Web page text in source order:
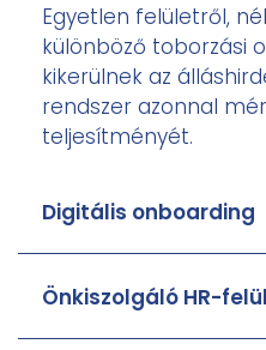
Egyetlen felületről,
különböző toborzási
kikerülnek az
rendszer azonnal
teljesítményét.
Digitális onboarding
Önkiszolgáló HR-